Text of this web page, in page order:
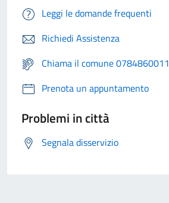
Leggi le domande frequenti
Richiedi Assistenza
Chiama il comune 0784860011
Prenota un appuntamento
Problemi in città
Segnala disservizio